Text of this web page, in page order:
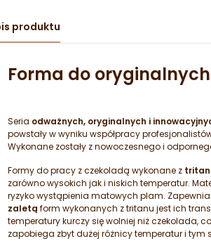
produktu
Forma do
Seria odważnych, oryginalnych i
powstały w wyniku współpracy
Wykonane zostały z nowoczesnego i
Formy do pracy z czekoladą wykonane z
zarówno wysokich jak i niskich temperatur.
ryzyko wystąpienia matowych plam.
zaletą form wykonanych z tritanu jest ich
temperatury kurczy się wolniej niż czekolada,
zapobiega zbyt dużej różnicy temperatur i